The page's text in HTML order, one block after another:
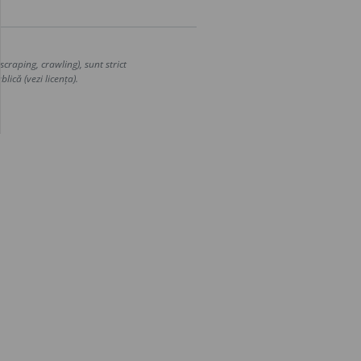
crawling), sunt strict
(vezi licența).